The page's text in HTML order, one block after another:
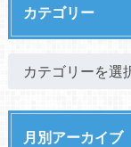
カテゴリー
月別アーカイブ